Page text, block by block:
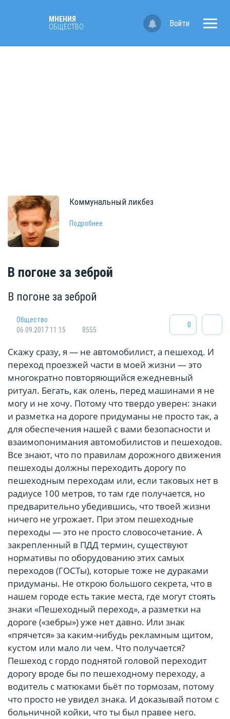
МНЕНИЯ
ОБЩЕСТВО
Войти
Коммунальный ликбез
Подробнее
В погоне за зеброй
В погоне за зеброй
Общество
06.09.2017 11:15
8555
0
Скажу сразу, я — не автомобилист, а пешеход. И
переход проезжей части в моей жизни — это
многократно повторяющийся ежедневный
ритуал. Бегать, как олень, перед машинами я не
могу и не хочу. Потому что твердо уверен: знаки
и разметка на дороге придуманы не просто так, а
для обеспечения нашей с вами безопасности и
взаимопонимания автомобилистов и пешеходов.
Все знают, что по правилам дорожного движения
пешеходы должны переходить дорогу по
пешеходным переходам или, если таковых нет в
радиусе 100 метров, то там где получается, но
предварительно убедившись, что твоей жизни
ничего не угрожает. При этом пешеходные
переходы — это не просто словосочетание. А
закрепленный в ПДД термин, существуют
нормативы по оборудованию этих самых
переходов (ГОСТы), которые тоже не дураками
придуманы. Не открою большого секрета, что в
нашем городе есть такие места, где могут стоять
знаки «Пешеходный переход», а разметки на
дороге («зебры») уже нет давно. Или знак
«прячется» за каким-нибудь рекламным щитом,
кустом или мало ли чем. Что получается?
Пешеход с гордо поднятой головой переходит
дорогу вроде бы по пешеходному переходу, а
водитель с матюками бьёт по тормозам, потому
что просто не увидел знака. И доказывай потом с
больничной койки, что ты был правее него.